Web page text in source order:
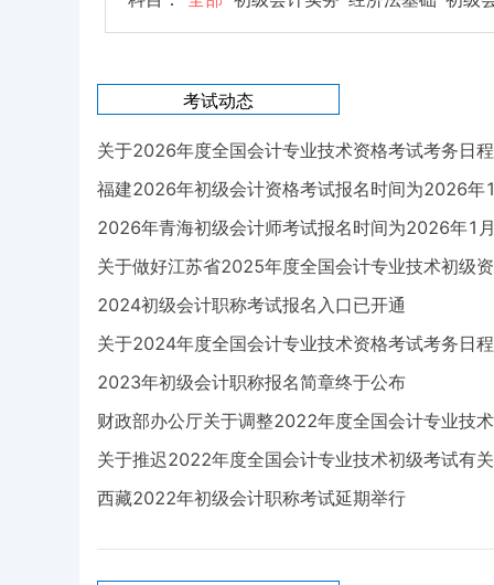
考试动态
关于2026年度全国会计专业技术资格考试考务日
福建2026年初级会计资格考试报名时间为2026
2026年青海初级会计师考试报名时间为2026年1
关于做好江苏省2025年度全国会计专业技术初级
2024初级会计职称考试报名入口已开通
关于2024年度全国会计专业技术资格考试考务日
2023年初级会计职称报名简章终于公布
财政部办公厅关于调整2022年度全国会计专业技
关于推迟2022年度全国会计专业技术初级考试有
西藏2022年初级会计职称考试延期举行